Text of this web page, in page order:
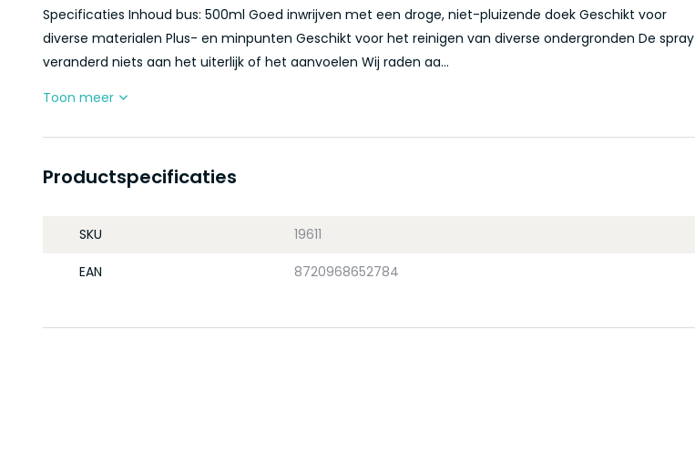
Specificaties Inhoud bus: 500ml Goed inwrijven met een droge, niet-pluizende doek Geschikt voor
diverse materialen Plus- en minpunten Geschikt voor het reinigen van diverse ondergronden De spray
veranderd niets aan het uiterlijk of het aanvoelen Wij raden aa...
Toon meer
Productspecificaties
SKU 19611
EAN 8720968652784